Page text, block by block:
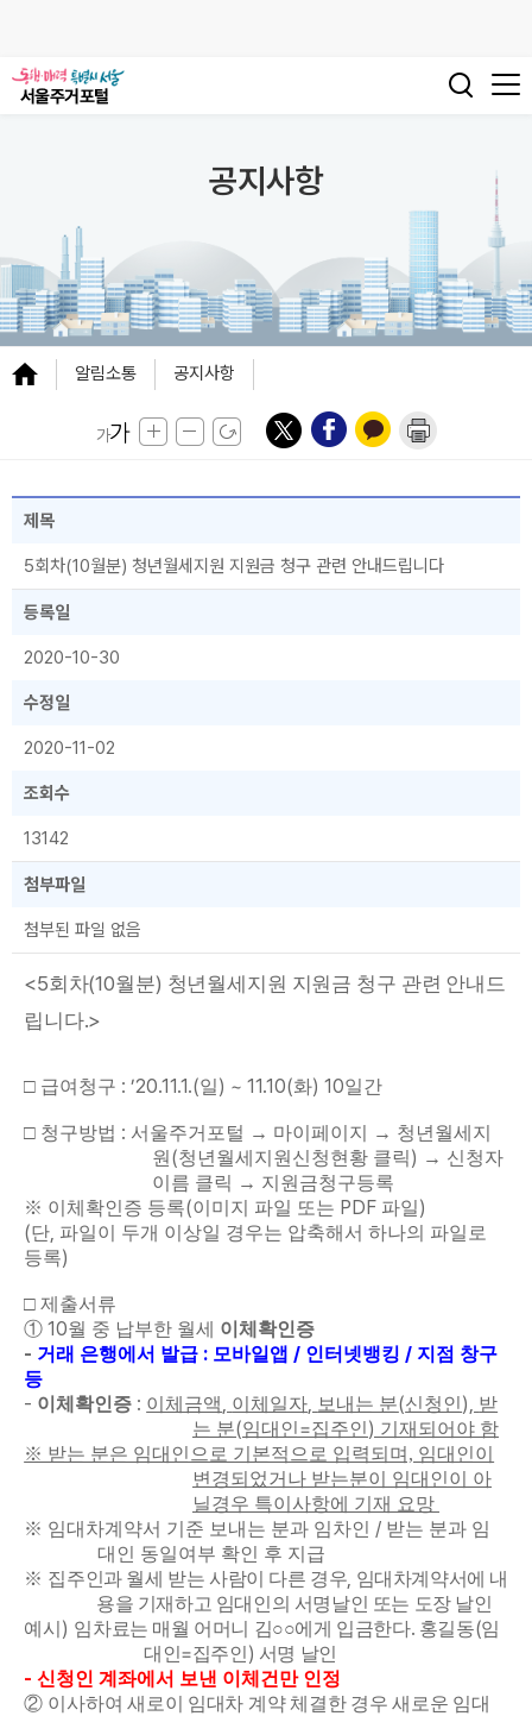
공지사항
알림소통 공지사항
제목
5회차(10월분) 청년월세지원 지원금 청구 관련 안내드립니다
등록일
2020-10-30
수정일
2020-11-02
조회수
13142
첨부파일
첨부된 파일 없음
<5회차(10월분) 청년월세지원 지원금 청구 관련 안내드
립니다.>
□ 급여청구 : ’20.11.1.(일) ~ 11.10(화) 10일간
□ 청구방법 : 서울주거포털 → 마이페이지 → 청년월세지
원 (청년월세지원신청현황 클릭) → 신청자
이름 클릭 → 지원금청구등록
※ 이체확인증 등록(이미지 파일 또는 PDF 파일)
(단, 파일이 두개 이상일 경우는 압축해서 하나의 파일로
등록)
□ 제출서류
① 10월 중 납부한 월세 이체확인증
- 거래 은행에서 발급 : 모바일앱 / 인터넷뱅킹 / 지점 창구
등
- 이체확인증 : 이체금액, 이체일자, 보내는 분(신청인 ), 받
는 분(임대인 =집주인 ) 기재되어야 함
※ 받는 분은 임대인으로 기본적으로 입력되며, 임대인이
변경되었거나 받는분이 임대인이 아
닐경우 특이사항에 기재 요망
※ 임대차계약서 기준 보내는 분과 임차인 / 받는 분과 임
대인 동일여부 확인 후 지급
※ 집주인과 월세 받는 사람이 다른 경우, 임대차계약서에 내
용을 기재하고 임대인의 서명날인 또는 도장 날인
예시 ) 임차료는 매월 어머니 김○○에게 입금한다. 홍길동(임
대인 =집주인 ) 서명 날인
- 신청인 계좌에서 보낸 이체건만 인정
② 이사하여 새로이 임대차 계약 체결한 경우 새로운 임대